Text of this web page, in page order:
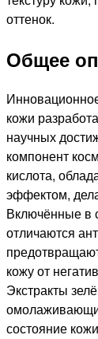
оттенок.
Общее
кожи
научных
компонент
кислота,
эффектом,
Включённые в
отличаются
кожу от
Экстракты
состояние